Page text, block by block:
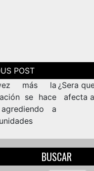
más la
se hace
a
¿Sera
afecta
BUSCAR